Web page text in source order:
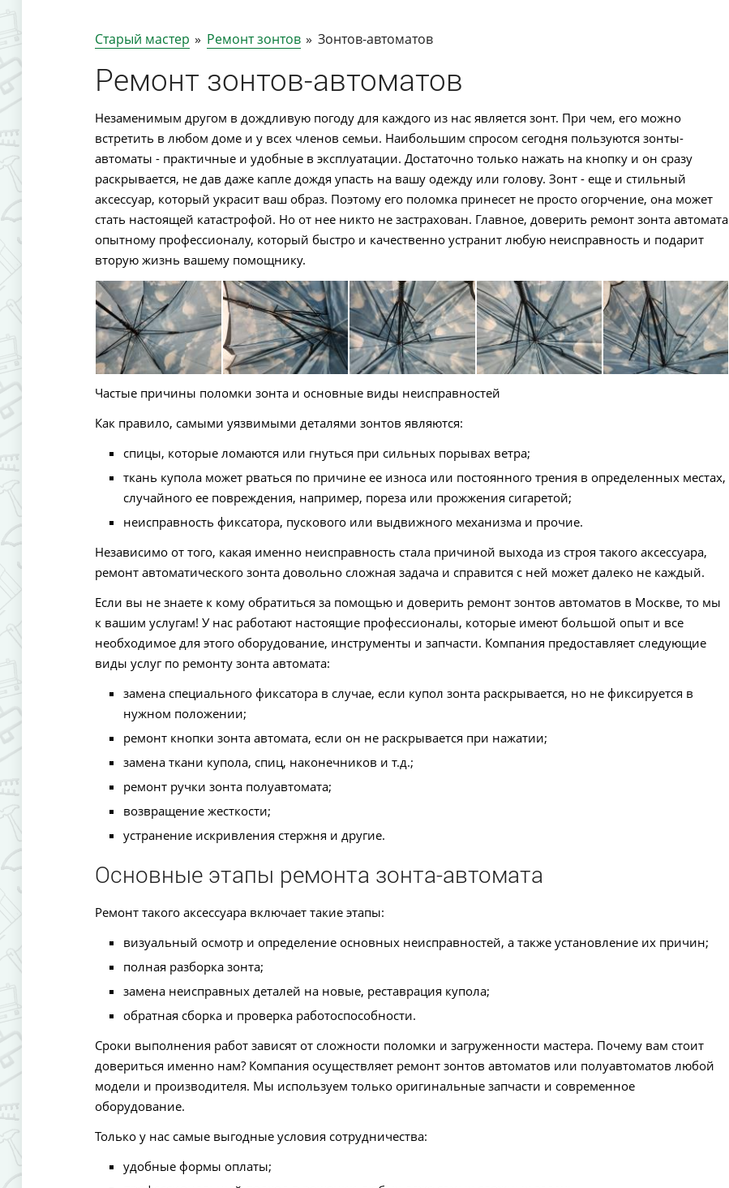
Старый мастер » Ремонт зонтов » Зонтов-автоматов
Ремонт зонтов-автоматов
Незаменимым другом в дождливую погоду для каждого из нас является зонт. При чем, его можно
встретить в любом доме и у всех членов семьи. Наибольшим спросом сегодня пользуются зонты-
автоматы - практичные и удобные в эксплуатации. Достаточно только нажать на кнопку и он сразу
раскрывается, не дав даже капле дождя упасть на вашу одежду или голову. Зонт - еще и стильный
аксессуар, который украсит ваш образ. Поэтому его поломка принесет не просто огорчение, она может
стать настоящей катастрофой. Но от нее никто не застрахован. Главное, доверить ремонт зонта автомата
опытному профессионалу, который быстро и качественно устранит любую неисправность и подарит
вторую жизнь вашему помощнику.
Частые причины поломки зонта и основные виды неисправностей
Как правило, самыми уязвимыми деталями зонтов являются:
спицы, которые ломаются или гнуться при сильных порывах ветра;
ткань купола может рваться по причине ее износа или постоянного трения в определенных местах,
случайного ее повреждения, например, пореза или прожжения сигаретой;
неисправность фиксатора, пускового или выдвижного механизма и прочие.
Независимо от того, какая именно неисправность стала причиной выхода из строя такого аксессуара,
ремонт автоматического зонта довольно сложная задача и справится с ней может далеко не каждый.
Если вы не знаете к кому обратиться за помощью и доверить ремонт зонтов автоматов в Москве, то мы
к вашим услугам! У нас работают настоящие профессионалы, которые имеют большой опыт и все
необходимое для этого оборудование, инструменты и запчасти. Компания предоставляет следующие
виды услуг по ремонту зонта автомата:
замена специального фиксатора в случае, если купол зонта раскрывается, но не фиксируется в
нужном положении;
ремонт кнопки зонта автомата, если он не раскрывается при нажатии;
замена ткани купола, спиц, наконечников и т.д.;
ремонт ручки зонта полуавтомата;
возвращение жесткости;
устранение искривления стержня и другие.
Основные этапы ремонта зонта-автомата
Ремонт такого аксессуара включает такие этапы:
визуальный осмотр и определение основных неисправностей, а также установление их причин;
полная разборка зонта;
замена неисправных деталей на новые, реставрация купола;
обратная сборка и проверка работоспособности.
Сроки выполнения работ зависят от сложности поломки и загруженности мастера. Почему вам стоит
довериться именно нам? Компания осуществляет ремонт зонтов автоматов или полуавтоматов любой
модели и производителя. Мы используем только оригинальные запчасти и современное
оборудование.
Только у нас самые выгодные условия сотрудничества:
удобные формы оплаты;